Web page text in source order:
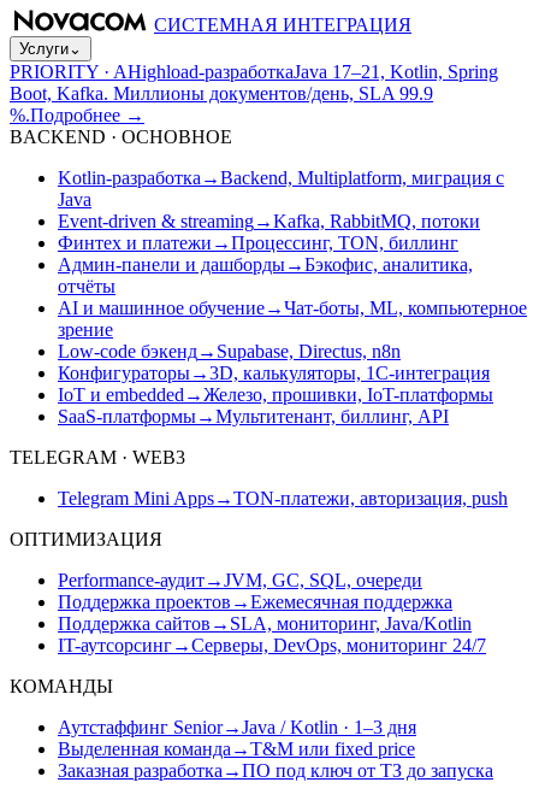
СИСТЕМНАЯ ИНТЕГРАЦИЯ
Услуги⌄
PRIORITY · AHighload-разработкаJava 17–21, Kotlin, Spring
Boot, Kafka. Миллионы документов/день, SLA 99.9
%.Подробнее →
BACKEND · ОСНОВНОЕ
Kotlin-разработка →Backend, Multiplatform, миграция с
Java
Event-driven & streaming→Kafka, RabbitMQ, потоки
Финтех и платежи →Процессинг, TON, биллинг
Админ-панели и дашборды→Бэкофис, аналитика,
отчёты
AI и машинное обучение→Чат-боты, ML, компьютерное
зрение
Low-code бэкенд→ Supabase, Directus, n8n
Конфигураторы→3D, калькуляторы, 1С-интеграция
IoT и embedded →Железо, прошивки, IoT-платформы
SaaS-платформы→Мультитенант, биллинг, API
TELEGRAM · WEB3
Telegram Mini Apps→TON-платежи, авторизация, push
ОПТИМИЗАЦИЯ
Performance-аудит→JVM, GC, SQL, очереди
Поддержка проектов →Ежемесячная поддержка
Поддержка сайтов → SLA, мониторинг, Java/Kotlin
IT-аутсорсинг→Серверы, DevOps, мониторинг 24/7
КОМАНДЫ
Аутстаффинг Senior→Java / Kotlin · 1–3 дня
Выделенная команда →T&M или fixed price
Заказная разработка →ПО под ключ от ТЗ до запуска